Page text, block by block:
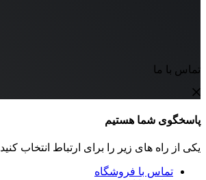
تماس با ما
پاسخگوی شما هستیم
یکی از راه های زیر را برای ارتباط انتخاب کنید
تماس با فروشگاه